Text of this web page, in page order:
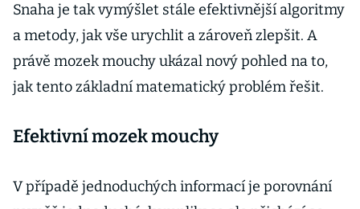
Snaha je tak vymýšlet stále efektivnější algoritmy
a metody, jak vše urychlit a zároveň zlepšit. A
právě mozek mouchy ukázal nový pohled na to,
jak tento základní matematický problém řešit.
Efektivní mozek mouchy
V případě jednoduchých informací je porovnání